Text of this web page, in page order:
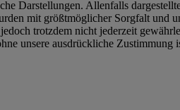
Darstellungen. Allenfalls
mit größtmöglicher Sorgfalt
trotzdem nicht jederzeit
unsere ausdrückliche Zustimmung